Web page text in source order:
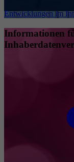
Entwicklungen im
Informationen